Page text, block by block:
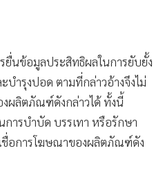
นข้อมูลประสิทธิผลในการยับยั้ง
ะบำรุงปอด ตามที่กล่าวอ้างจึงไม่
ผลิตภัณฑ์ดังกล่าวได้ ทั้งนี้
ารบำบัด บรรเทา หรือรักษา
ชื่อการโฆษณาของผลิตภัณฑ์ดัง